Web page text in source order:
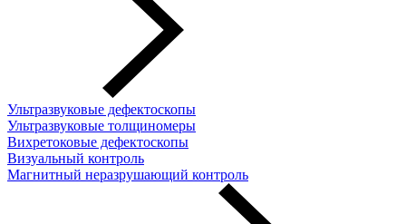
Ультразвуковые дефектоскопы
Ультразвуковые толщиномеры
Вихретоковые дефектоскопы
Визуальный контроль
Магнитный неразрушающий контроль